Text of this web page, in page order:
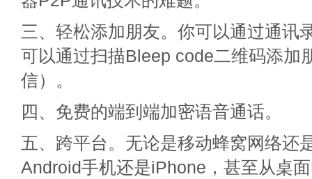
三、轻松添加朋友。你可以通过通讯
可以通过扫描Bleep code二维码添加
信）。
四、免费的端到端加密语音通话。
五、跨平台。无论是移动蜂窝网络还
Android手机还是iPhone，甚至从桌